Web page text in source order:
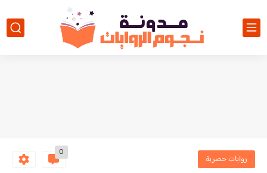
روايات حصرية
0